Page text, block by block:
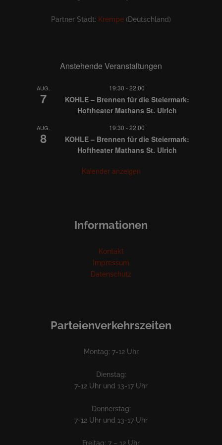
Partner Stadt: Krempe (Deutschland)
Anstehende Veranstaltungen
AUG.
7
19:30 -22:00
KOHLE – Brennen für die Steiermark:
Hoftheater Mathans St. Ulrich
AUG.
8
19:30 -22:00
KOHLE – Brennen für die Steiermark:
Hoftheater Mathans St. Ulrich
Kalender anzeigen
Informationen
Kontakt
Impressum
Datenschutz
Parteienverkehrszeiten
Montag: 7-12 Uhr
Dienstag:
7-12 Uhr und 13-17 Uhr
Donnerstag:
7-12 Uhr und 13-17 Uhr
Freitag: 7 – 12 Uhr